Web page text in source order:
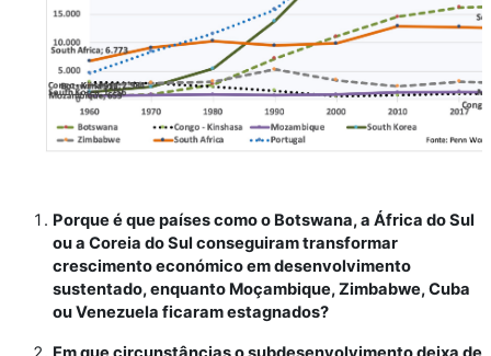
Porque é que países como o Botswana, a África do Sul
ou a Coreia do Sul conseguiram transformar
crescimento económico em desenvolvimento
sustentado, enquanto Moçambique, Zimbabwe, Cuba
ou Venezuela ficaram estagnados?